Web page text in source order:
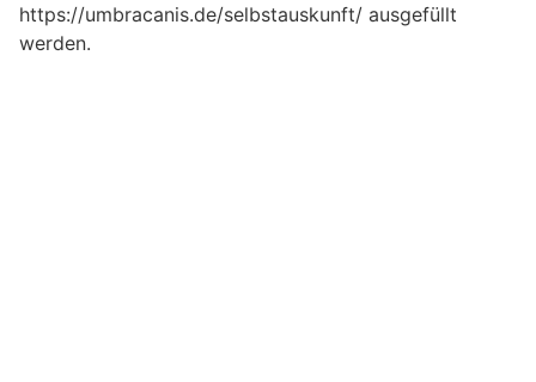
https://umbracanis.de/selbstauskunft/ ausgefüllt
werden.